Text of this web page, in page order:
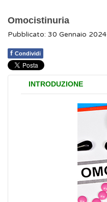
Omocistinuria
Pubblicato: 30 Gennaio 2024
f Condividi
INTRODUZIONE